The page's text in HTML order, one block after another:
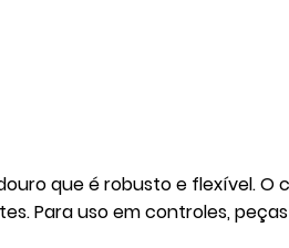
que é robusto e flexível. O
Para uso em controles,